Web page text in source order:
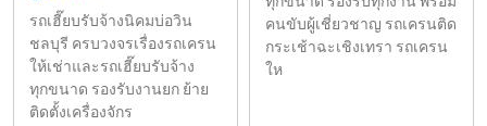
รถเฮี๊ยบรับจ้างนิคมบ่อวิน
ชลบุรี ครบวงจรเรื่องรถเครน
ให้เช่าและรถเฮี๊ยบรับจ้าง
ทุกขนาด รองรับงานยก ย้าย
ติดตั้งเครื่องจักร
คนขับผู้เชี่ยวชาญ รถเครนติด
กระเช้าฉะเชิงเทรา รถเครน
ให